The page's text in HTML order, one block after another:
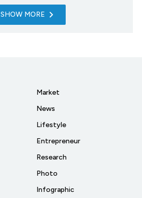
SHOW MORE
Market
News
Lifestyle
Entrepreneur
Research
Photo
Infographic